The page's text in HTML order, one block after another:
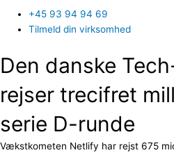
+45 93 94 94 69
Tilmeld din virksomhed
Den danske
rejser trecifret
serie D-runde
Vækstkometen Netlify har rejst 675